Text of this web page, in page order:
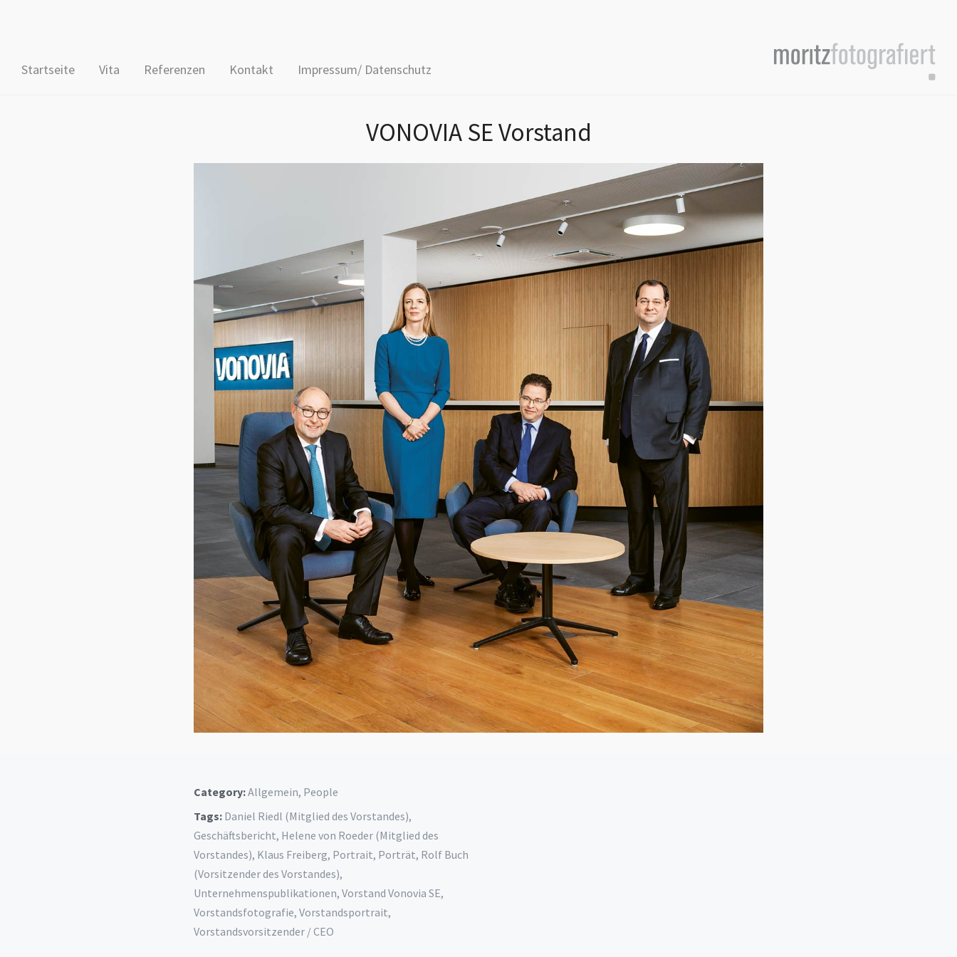
Startseite Vita Referenzen Kontakt Impressum/ Datenschutz
VONOVIA SE Vorstand
Category:Allgemein, People
Tags: Daniel Riedl (Mitglied des Vorstandes),
Geschäftsbericht, Helene von Roeder (Mitglied des
Vorstandes), Klaus Freiberg, Portrait, Porträt, Rolf Buch
(Vorsitzender des Vorstandes),
Unternehmenspublikationen, Vorstand Vonovia SE,
Vorstandsfotografie, Vorstandsportrait,
Vorstandsvorsitzender / CEO